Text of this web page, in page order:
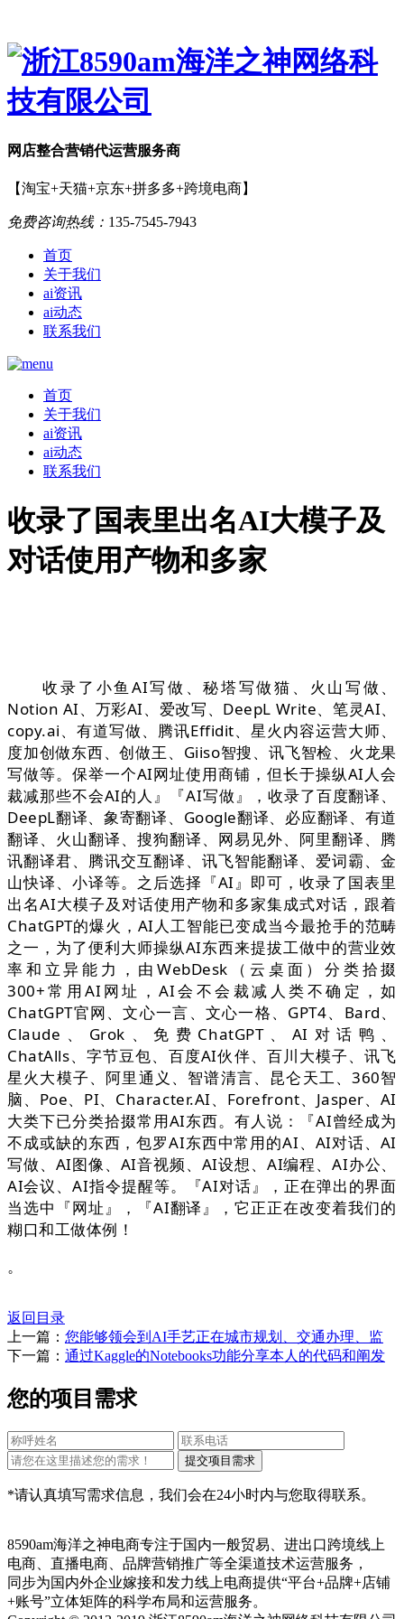
网店整合营销代运营服务商
【淘宝+天猫+京东+拼多多+跨境电商】
免费咨询热线： 135-7545-7943
首页
关于我们
ai资讯
ai动态
联系我们
首页
关于我们
ai资讯
ai动态
联系我们
收录了国表里出名AI大模子及
对话使用产物和多家
收录了小鱼AI写做、秘塔写做猫、火山写做、
Notion AI、万彩AI、爱改写、DeepL Write、笔灵AI、
copy.ai、有道写做、腾讯Effidit、星火内容运营大师、
度加创做东西、创做王、Giiso智搜、讯飞智检、火龙果
写做等。保举一个AI网址使用商铺，但长于操纵AI人会
裁减那些不会AI的人』『AI写做』，收录了百度翻译、
DeepL翻译、象寄翻译、Google翻译、必应翻译、有道
翻译、火山翻译、搜狗翻译、网易见外、阿里翻译、腾
讯翻译君、腾讯交互翻译、讯飞智能翻译、爱词霸、金
山快译、小译等。之后选择『AI』即可，收录了国表里
出名AI大模子及对话使用产物和多家集成式对话，跟着
ChatGPT的爆火，AI人工智能已变成当今最抢手的范畴
之一，为了便利大师操纵AI东西来提拔工做中的营业效
率和立异能力，由WebDesk（云桌面）分类拾掇
300+常用AI网址，AI会不会裁减人类不确定，如
ChatGPT官网、文心一言、文心一格、GPT4、Bard、
Claude、Grok、免费ChatGPT、AI对话鸭、
ChatAlls、字节豆包、百度AI伙伴、百川大模子、讯飞
星火大模子、阿里通义、智谱清言、昆仑天工、360智
脑、Poe、PI、Character.AI、Forefront、Jasper、AI
大类下已分类拾掇常用AI东西。有人说：『AI曾经成为
不成或缺的东西，包罗AI东西中常用的AI、AI对话、AI
写做、AI图像、AI音视频、AI设想、AI编程、AI办公、
AI会议、AI指令提醒等。『AI对话』，正在弹出的界面
当选中『网址』，『AI翻译』，它正正在改变着我们的
糊口和工做体例！
。
返回目录
上一篇： 您能够领会到AI手艺正在城市规划、交通办理、监
下一篇： 通过Kaggle的Notebooks功能分享本人的代码和阐发
您的项目需求
*请认真填写需求信息，我们会在24小时内与您取得联系。
8590am海洋之神电商专注于国内一般贸易、进出口跨境线上
电商、直播电商、品牌营销推广等全渠道技术运营服务，
同步为国内外企业嫁接和发力线上电商提供“平台+品牌+店铺
+账号”立体矩阵的科学布局和运营服务。